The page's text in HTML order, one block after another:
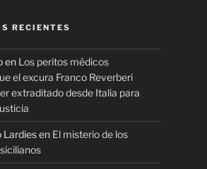
RECIENTES
en Los peritos médicos
el excura Franco Reverberi
extraditado desde Italia para
Lardiesen El misterio de los